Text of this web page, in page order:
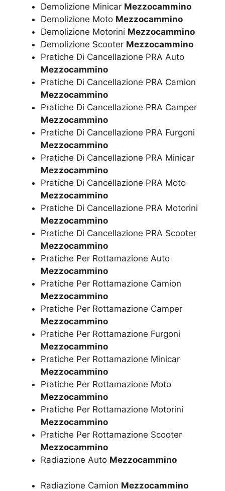
Demolizione Minicar Mezzocammino
Demolizione Moto Mezzocammino
Demolizione Motorini Mezzocammino
Demolizione Scooter Mezzocammino
Pratiche Di Cancellazione PRA Auto
Mezzocammino
Pratiche Di Cancellazione PRA Camion
Mezzocammino
Pratiche Di Cancellazione PRA Camper
Mezzocammino
Pratiche Di Cancellazione PRA Furgoni
Mezzocammino
Pratiche Di Cancellazione PRA Minicar
Mezzocammino
Pratiche Di Cancellazione PRA Moto
Mezzocammino
Pratiche Di Cancellazione PRA Motorini
Mezzocammino
Pratiche Di Cancellazione PRA Scooter
Mezzocammino
Pratiche Per Rottamazione Auto
Mezzocammino
Pratiche Per Rottamazione Camion
Mezzocammino
Pratiche Per Rottamazione Camper
Mezzocammino
Pratiche Per Rottamazione Furgoni
Mezzocammino
Pratiche Per Rottamazione Minicar
Mezzocammino
Pratiche Per Rottamazione Moto
Mezzocammino
Pratiche Per Rottamazione Motorini
Mezzocammino
Pratiche Per Rottamazione Scooter
Mezzocammino
Radiazione Auto Mezzocammino
Radiazione Camion Mezzocammino